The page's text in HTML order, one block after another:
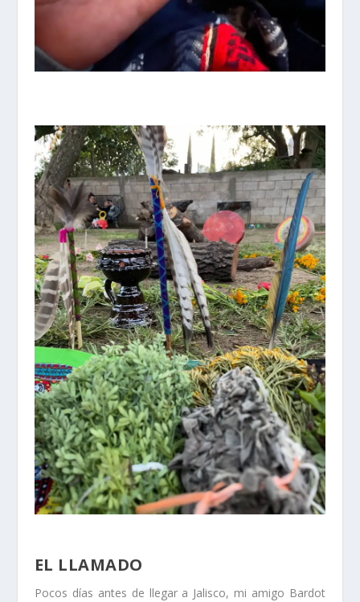
EL LLAMADO
Pocos días antes de llegar a Jalisco, mi amigo Bardot